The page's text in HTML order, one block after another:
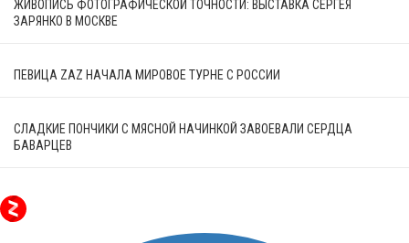
ЖИВОПИСЬ ФОТОГРАФИЧЕСКОЙ ТОЧНОСТИ: ВЫСТАВКА СЕРГЕЯ
ЗАРЯНКО В МОСКВЕ
ПЕВИЦА ZAZ НАЧАЛА МИРОВОЕ ТУРНЕ C РОССИИ
СЛАДКИЕ ПОНЧИКИ С МЯСНОЙ НАЧИНКОЙ ЗАВОЕВАЛИ СЕРДЦА
БАВАРЦЕВ